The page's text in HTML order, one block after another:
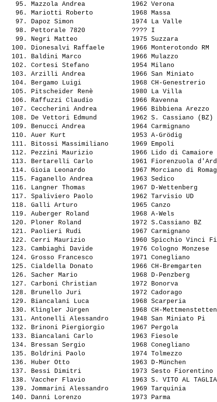
   95.
Mazzola Andrea
1962 Verona
   96.
Mariotti Roberto
1968 Massa
   97.
Dapoz Simon
1974 La Valle
   98.
Pettorale 7820
???? I
   99.
Negri Matteo
1975 Suzzara
  100.
Dionesalvi Raffaele
1966 Monterotondo
  101.
Baldini Marco
1966 Mulazzo
  102.
Cortesi Stefano
1954 Milano
  103.
Arzilli Andrea
1966 San Miniato
  104.
Bergamo Luigi
1968 CH-
  105.
Pitscheider Renè
1980 La Villa
  106.
Raffuzzi Claudio
1966 Ravenna
  107.
Ceccherini Andrea
1966 Bibbiena
  108.
De Vettori Edmund
1962 S. Cassiano
  109.
Benucci Andrea
1964 Carmignano
  110.
Auer Kurt
1953 A-Grödig
  111.
Bitossi Massimiliano
1969 Empoli
  112.
Pezzini Maurizio
1966 Lido di
  113.
Bertarelli Carlo
1961 Fiorenzuola
  114.
Gioia Leonardo
1967 Morciano di
  115.
Faganello Andrea
1963 Sedico
  116.
Langner Thomas
1967 D-Wettenberg
  117.
Spaliviero Paolo
1962 Tarvisio UD
  118.
Galli Arturo
1965 Canzo
  119.
Auberger Roland
1968 A-Wels
  120.
Ploner Roland
1972 S.Cassiano
  121.
Paolieri Rudi
1967 Carmignano
  122.
Cerri Maurizio
1960 Spicchio Vinci
  123.
Cambiaghi Davide
1976 Cologno
  124.
Grosso Francesco
1971 Conegliano
  125.
Cialdella Donato
1966 CH-
  126.
Sacher Mario
1968 D-Penzberg
  127.
Carboni Christian
1972 Bonorva
  128.
Brunello Juri
1972 Cadorago
  129.
Biancalani Luca
1968 Scarperia
  130.
Klingler Jürgen
1968 CH-
  131.
Antonelli Alessandro
1948 San Miniato
  132.
Brinoni Piergiorgio
1967 Pergola
  133.
Biancalani Carlo
1963 Fiesole
  134.
Bressan Sergio
1968 Conegliano
  135.
Boldrini Paolo
1974 Tolmezzo
  136.
Huber Otto
1963 D-München
  137.
Bessi Dimitri
1973 Sesto
  138.
Vaccher Flavio
1963 S. VITO AL
  139.
Jommarini Alessandro
1969 Tarquinia
  140.
Danni Lorenzo 1973 Parma